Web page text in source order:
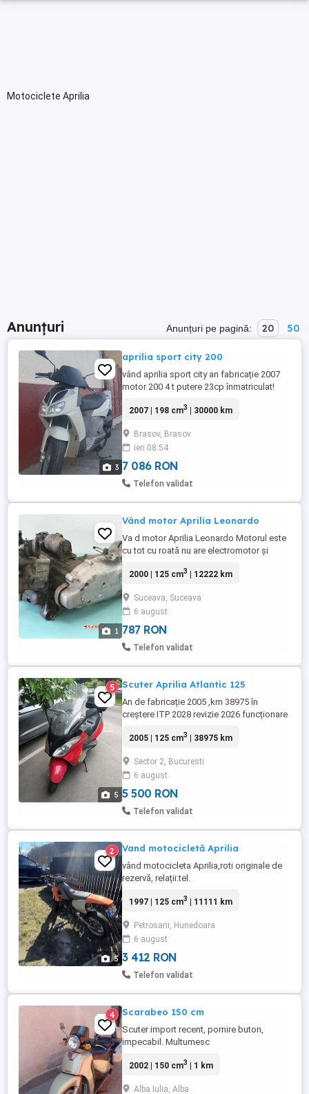
Motociclete Aprilia
Anunțuri Anunțuri pe pagină: 20 50
3
aprilia sport city 200
vând aprilia sport city an fabricație 2007
motor 200 4 t putere 23cp înmatriculat!
2007 | 198 cm3 | 30000 km
Brasov, Brasov
ieri 08:54
7 086 RON
Telefon validat
1
Vând motor Aprilia Leonardo
Va d motor Aprilia Leonardo Motorul este
cu tot cu roată nu are electromotor și
2000 | 125 cm3 | 12222 km
Suceava, Suceava
6 august
787 RON
Telefon validat
5
5 Scuter Aprilia Atlantic 125
An de fabricație 2005 ,km 38975 în
creștere ITP 2028 revizie 2026 funcționare
conduce cu categoria B preț 5500 lei ușor
piese de schimb parțial noi iar celelalte
provenite de la un scuter bine întreținut
dezmembrat.
2005 | 125 cm3 | 38975 km
Sector 2, Bucuresti
6 august
5 500 RON
Telefon validat
5
2 Vand motocicletă Aprilia
vând motocicleta Aprilia,roti originale de
rezervă, relații.tel.
1997 | 125 cm3 | 11111 km
Petrosani, Hunedoara
6 august
3 412 RON
Telefon validat
4 Scarabeo 150 cm
Scuter import recent, pornire buton,
impecabil. Multumesc
2002 | 150 cm3 | 1 km
Alba Iulia, Alba